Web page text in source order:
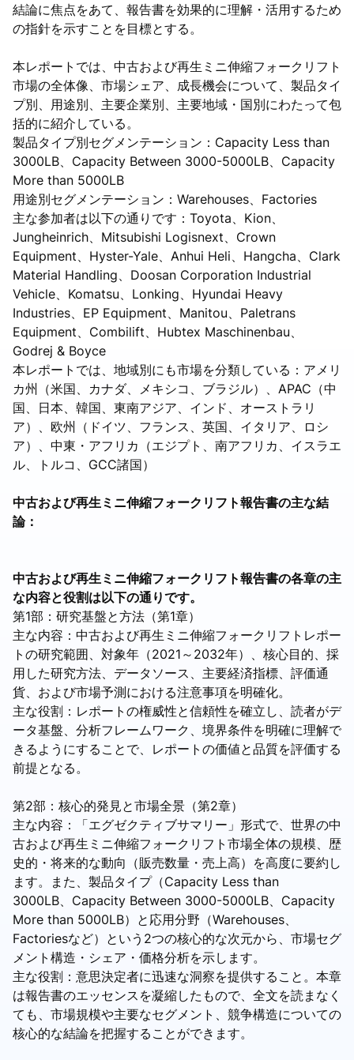
結論に焦点をあて、報告書を効果的に理解・活用するため
の指針を示すことを目標とする。
本レポートでは、中古および再生ミニ伸縮フォークリフト
市場の全体像、市場シェア、成長機会について、製品タイ
プ別、用途別、主要企業別、主要地域・国別にわたって包
括的に紹介している。
製品タイプ別セグメンテーション：Capacity Less than
3000LB、Capacity Between 3000-5000LB、Capacity
More than 5000LB
用途別セグメンテーション：Warehouses、Factories
主な参加者は以下の通りです：Toyota、Kion、
Jungheinrich、Mitsubishi Logisnext、Crown
Equipment、Hyster-Yale、Anhui Heli、Hangcha、Clark
Material Handling、Doosan Corporation Industrial
Vehicle、Komatsu、Lonking、Hyundai Heavy
Industries、EP Equipment、Manitou、Paletrans
Equipment、Combilift、Hubtex Maschinenbau、
Godrej & Boyce
本レポートでは、地域別にも市場を分類している：アメリ
カ州（米国、カナダ、メキシコ、ブラジル）、APAC（中
国、日本、韓国、東南アジア、インド、オーストラリ
ア）、欧州（ドイツ、フランス、英国、イタリア、ロシ
ア）、中東・アフリカ（エジプト、南アフリカ、イスラエ
ル、トルコ、GCC諸国）
中古および再生ミニ伸縮フォークリフト報告書の主な結
論：
中古および再生ミニ伸縮フォークリフト報告書の各章の主
な内容と役割は以下の通りです。
第1部：研究基盤と方法（第1章）
主な内容：中古および再生ミニ伸縮フォークリフトレポー
トの研究範囲、対象年（2021～2032年）、核心目的、採
用した研究方法、データソース、主要経済指標、評価通
貨、および市場予測における注意事項を明確化。
主な役割：レポートの権威性と信頼性を確立し、読者がデ
ータ基盤、分析フレームワーク、境界条件を明確に理解で
きるようにすることで、レポートの価値と品質を評価する
前提となる。
第2部：核心的発見と市場全景（第2章）
主な内容：「エグゼクティブサマリー」形式で、世界の中
古および再生ミニ伸縮フォークリフト市場全体の規模、歴
史的・将来的な動向（販売数量・売上高）を高度に要約し
ます。また、製品タイプ（Capacity Less than
3000LB、Capacity Between 3000-5000LB、Capacity
More than 5000LB）と応用分野（Warehouses、
Factoriesなど）という2つの核心的な次元から、市場セグ
メント構造・シェア・価格分析を示します。
主な役割：意思決定者に迅速な洞察を提供すること。本章
は報告書のエッセンスを凝縮したもので、全文を読まなく
ても、市場規模や主要なセグメント、競争構造についての
核心的な結論を把握することができます。